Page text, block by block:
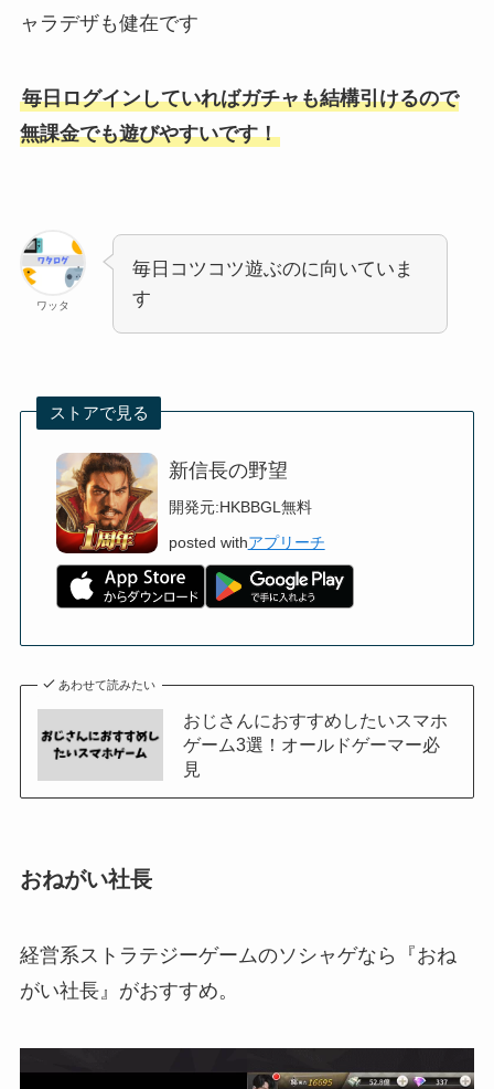
ャラデザも健在です
毎日ログインしていればガチャも結構引けるので
無課金でも遊びやすいです！
ワッタ
毎日コツコツ遊ぶのに向いていま
す
ストアで見る
新信長の野望
開発元:HKBBGL 無料
posted withアプリーチ
あわせて読みたい
おじさんにおすすめしたいスマホ
ゲーム3選！オールドゲーマー必
見
おねがい社長
経営系ストラテジーゲームのソシャゲなら『おね
がい社長』がおすすめ。